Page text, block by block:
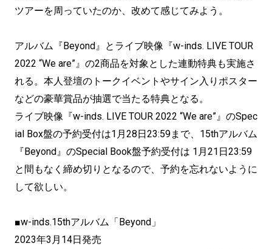
ツアーを周っていたのか、改めて感じてみよう。
アルバム『Beyond』とライブ映像『w-inds. LIVE TOUR
2022 “We are”』の2商品を対象とした連動特典も実施さ
れる。本人登壇のトークイベントやサイン入りポスター
などの豪華賞品が抽選で当たる特典となる。
ライブ映像『w-inds. LIVE TOUR 2022 “We are”』のSpec
ial Box盤の予約受付は1月28日23:59まで、15thアルバム
『Beyond』のSpecial Book盤予約受付は 1月21日23:59
と間もなく締め切りとなるので、予約を忘れないように
して欲しい。
■w-inds.15thアルバム「Beyond」
2023年3月14日発売